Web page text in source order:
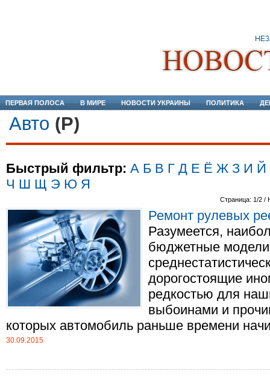
ПЕРВАЯ ПОЛОСА В МИРЕ НОВОСТИ УКРАИНЫ ПОЛИТИКА
Авто (Р)
Быстрый фильтр: А Б В Г Д Е Ё Ж З И Й
Ч Ш Щ Э Ю Я
Страница: 1/2 /
Ремонт рулевых
Разумеется,
бюджетные
дорогостоящие
редкостью для
выбоинами и
которых автомобиль раньше времени
30.09.2015